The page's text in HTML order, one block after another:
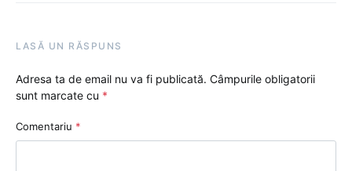
LASĂ UN RĂSPUNS
Adresa ta de email nu va fi publicată. Câmpurile obligatorii
sunt marcate cu *
Comentariu *